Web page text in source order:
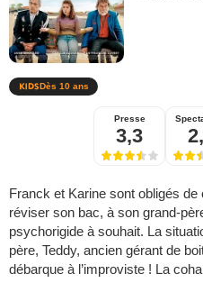
Dès 10 ans
Presse
3,3
Franck et Karine sont obligés
réviser son bac, à son grand-
psychorigide à souhait. La
père, Teddy, ancien gérant de
débarque à l’improviste ! La